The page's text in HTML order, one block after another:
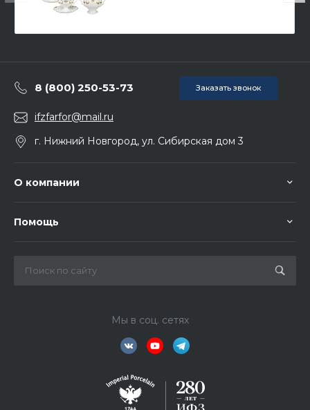
8 (800) 250-53-73 Заказать звонок
ifzfarfor@mail.ru
г. Нижний Новгород, ул. Сибирская дом 3
О компании
Помощь
Мы в соц. сетях